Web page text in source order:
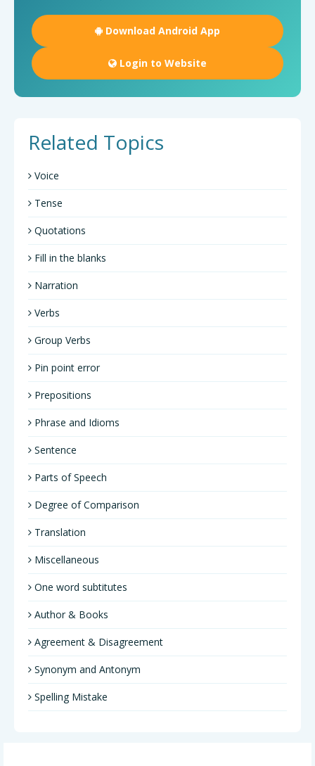
Download Android App
Login to Website
Related Topics
Voice
Tense
Quotations
Fill in the blanks
Narration
Verbs
Group Verbs
Pin point error
Prepositions
Phrase and Idioms
Sentence
Parts of Speech
Degree of Comparison
Translation
Miscellaneous
One word subtitutes
Author & Books
Agreement & Disagreement
Synonym and Antonym
Spelling Mistake